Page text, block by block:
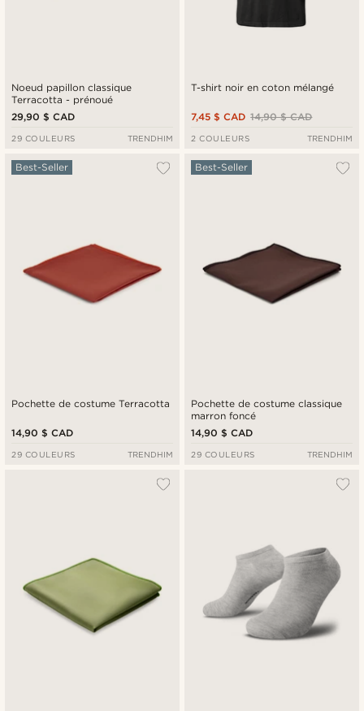
Noeud papillon classique
Terracotta - prénoué
29,90 $ CAD
29 COULEURS TRENDHIM
T-shirt noir en coton mélangé
14,90 $ CAD
7,45 $ CAD
2 COULEURS TRENDHIM
Pochette de costume Terracotta
Best-Seller
14,90 $ CAD
29 COULEURS TRENDHIM
Pochette de costume classique
marron foncé
Best-Seller
14,90 $ CAD
29 COULEURS TRENDHIM